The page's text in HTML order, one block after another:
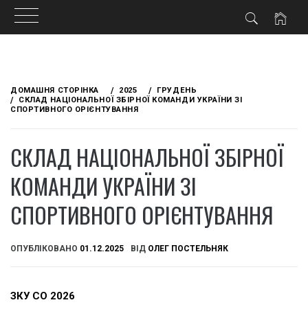
content
ДОМАШНЯ СТОРІНКА 2025
ГРУДЕНЬ
СКЛАД НАЦІОНАЛЬНОЇ ЗБІРНОЇ КОМАНДИ УКРАЇНИ ЗІ
СПОРТИВНОГО ОРІЄНТУВАННЯ
СКЛАД НАЦІОНАЛЬНОЇ ЗБІРНОЇ
КОМАНДИ УКРАЇНИ ЗІ
СПОРТИВНОГО ОРІЄНТУВАННЯ
ОПУБЛІКОВАНО 01.12.2025 ВІД ОЛЕГ ПОСТЕЛЬНЯК
ЗКУ СО 2026